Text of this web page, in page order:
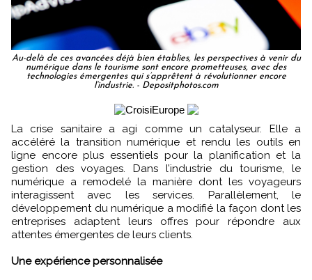
Au-delà de ces avancées déjà bien établies, les perspectives à venir du
numérique dans le tourisme sont encore prometteuses, avec des
technologies émergentes qui s’apprêtent à révolutionner encore
l’industrie. - Depositphotos.com
La crise sanitaire a agi comme un catalyseur. Elle a
accéléré la transition numérique et rendu les outils en
ligne encore plus essentiels pour la planification et la
gestion des voyages. Dans l’industrie du tourisme, le
numérique a remodelé la manière dont les voyageurs
interagissent avec les services. Parallèlement, le
développement du numérique a modifié la façon dont les
entreprises adaptent leurs offres pour répondre aux
attentes émergentes de leurs clients.
Une expérience personnalisée